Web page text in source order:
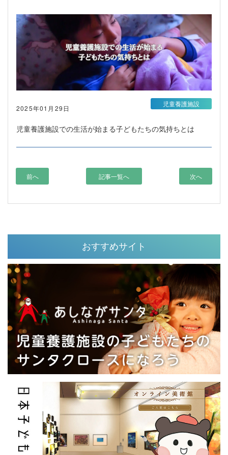
2025年01月29日
児童養護施設での生活が始まる子どもたちの気持ちとは
児童養護施設
前へ 記事一覧へ 次へ
おすすめサイト